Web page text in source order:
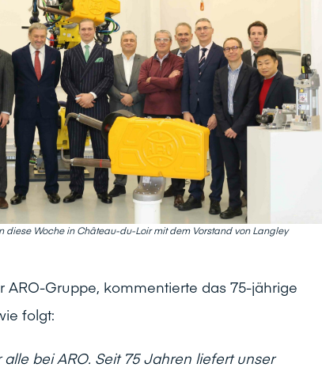
Woche in Château-du-Loir mit dem Vorstand von Langley
ARO-Gruppe, kommentierte das 75-jährige
folgt:
bei ARO. Seit 75 Jahren liefert unser